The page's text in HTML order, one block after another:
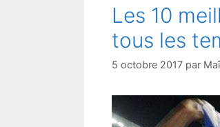
Les 10
tous les
5 octobre 2017 par